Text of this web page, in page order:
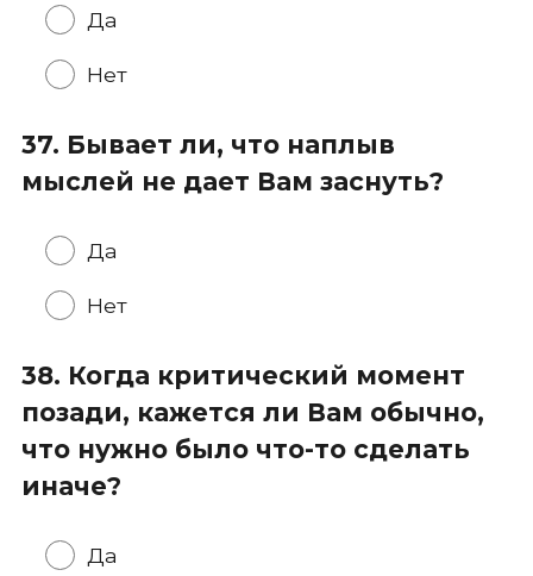
Да
Нет
37. Бывает ли, что наплыв
мыслей не дает Вам заснуть?
Да
Нет
38. Когда критический момент
позади, кажется ли Вам обычно,
что нужно было что-то сделать
иначе?
Да